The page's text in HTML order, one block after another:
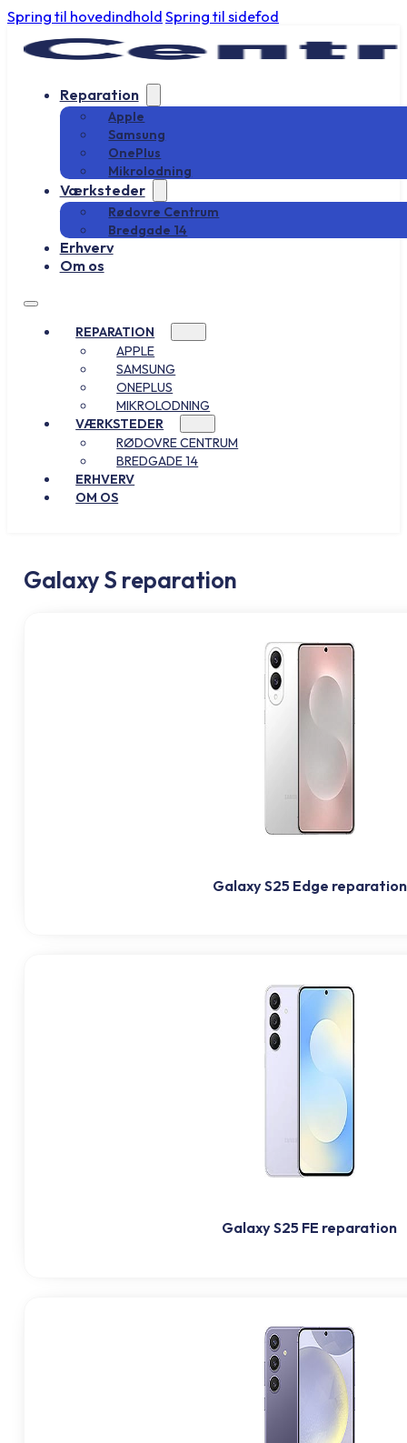
Spring til hovedindhold Spring til sidefod
Reparation
Apple
Samsung
OnePlus
Mikrolodning
Værksteder
Rødovre Centrum
Bredgade 14
Erhverv
Om os
REPARATION
APPLE
SAMSUNG
ONEPLUS
MIKROLODNING
VÆRKSTEDER
RØDOVRE CENTRUM
BREDGADE 14
ERHVERV
OM OS
Galaxy S reparation
Galaxy S25 Edge reparation
Galaxy S25 FE reparation